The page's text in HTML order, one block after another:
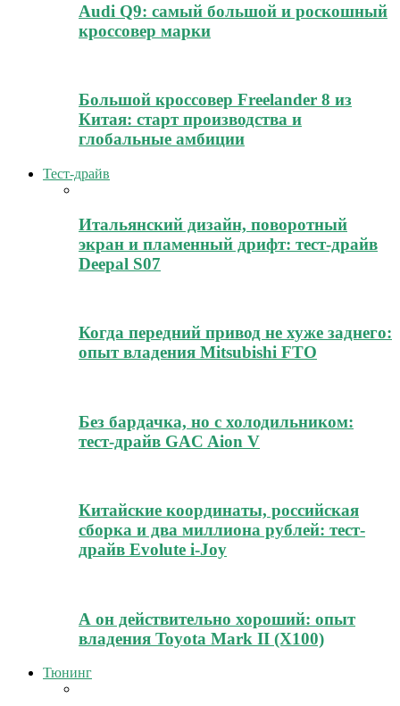
Audi Q9: самый большой и роскошный
кроссовер марки
Большой кроссовер Freelander 8 из
Китая: старт производства и
глобальные амбиции
Тест-драйв
Итальянский дизайн, поворотный
экран и пламенный дрифт: тест-драйв
Deepal S07
Когда передний привод не хуже заднего:
опыт владения Mitsubishi FTO
Без бардачка, но с холодильником:
тест-драйв GAC Aion V
Китайские координаты, российская
сборка и два миллиона рублей: тест-
драйв Evolute i-Joy
А он действительно хороший: опыт
владения Toyota Mark II (Х100)
Тюнинг